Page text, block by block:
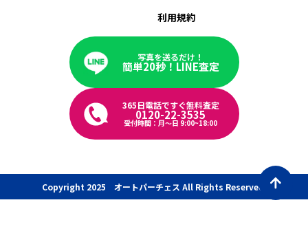
利用規約
写真を送るだけ！
簡単20秒！LINE査定
365日電話ですぐ無料査定
0120-22-3535
受付時間：月〜日 9:00~18:00
Copyright 2025 オートパーチェス All Rights Reserved.